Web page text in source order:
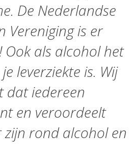
De Nederlandse
Vereniging is er
Ook als alcohol het
leverziekte is. Wij
dat iedereen
en veroordeelt
zijn rond alcohol en